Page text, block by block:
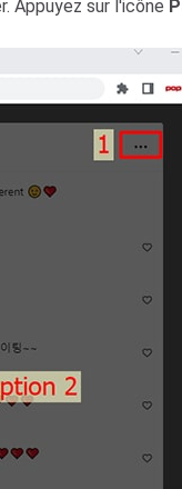
Appuyez sur l'icône